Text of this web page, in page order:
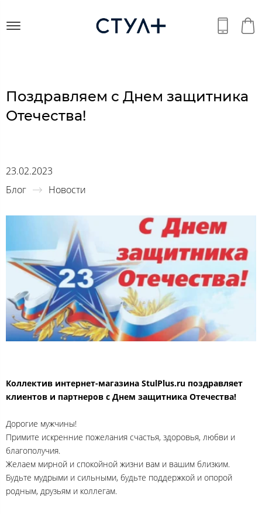
Поздравляем с Днем защитника
Отечества!
23.02.2023
Блог
Новости
Коллектив интернет-магазина StulPlus.ru поздравляет
клиентов и партнеров с Днем защитника Отечества!
Дорогие мужчины!
Примите искренние пожелания счастья, здоровья, любви и
благополучия.
Желаем мирной и спокойной жизни вам и вашим близким.
Будьте мудрыми и сильными, будьте поддержкой и опорой
родным, друзьям и коллегам.